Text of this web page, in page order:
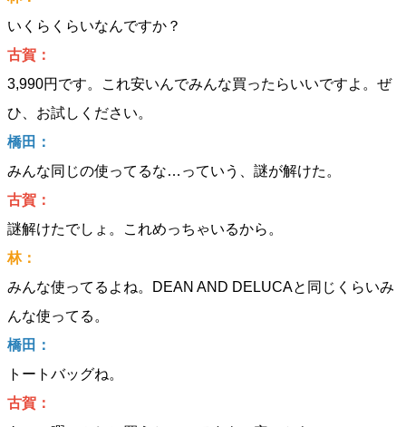
いくらくらいなんですか？
古賀：
3,990円です。これ安いんでみんな買ったらいいですよ。ぜ
ひ、お試しください。
橋田：
みんな同じの使ってるな…っていう、謎が解けた。
古賀：
謎解けたでしょ。これめっちゃいるから。
林：
みんな使ってるよね。DEAN AND DELUCAと同じくらいみ
んな使ってる。
橋田：
トートバッグね。
古賀：